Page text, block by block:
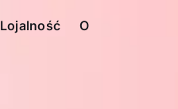
Lojalność O